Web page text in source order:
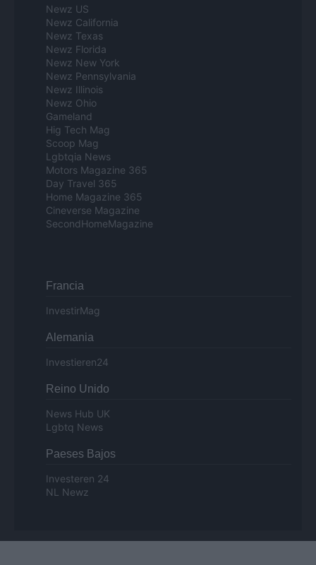
Newz US
Newz California
Newz Texas
Newz Florida
Newz New York
Newz Pennsylvania
Newz Illinois
Newz Ohio
Gameland
Hig Tech Mag
Scoop Mag
Lgbtqia News
Motors Magazine 365
Day Travel 365
Home Magazine 365
Cineverse Magazine
SecondHomeMagazine
Francia
InvestirMag
Alemania
Investieren24
Reino Unido
News Hub UK
Lgbtq News
Paeses Bajos
Investeren 24
NL Newz